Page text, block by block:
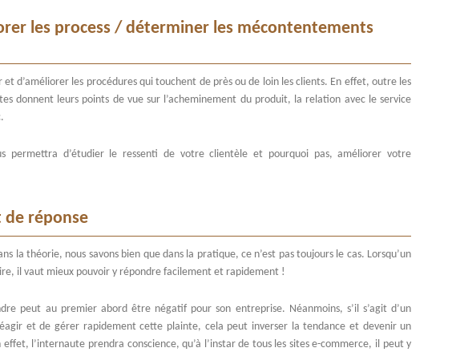
les process / déterminer les mécontentements
d’améliorer les procédures qui touchent de près ou de loin les clients. En effet, outre les
donnent leurs points de vue sur l’acheminement du produit, la relation avec le service
permettra d’étudier le ressenti de votre clientèle et pourquoi pas, améliorer votre
réponse
la théorie, nous savons bien que dans la pratique, ce n’est pas toujours le cas. Lorsqu’un
il vaut mieux pouvoir y répondre facilement et rapidement !
peut au premier abord être négatif pour son entreprise. Néanmoins, s’il s’agit d’un
et de gérer rapidement cette plainte, cela peut inverser la tendance et devenir un
l’internaute prendra conscience, qu’à l’instar de tous les sites e-commerce, il peut y